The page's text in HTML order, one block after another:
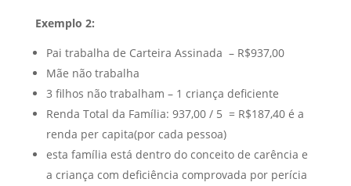
Exemplo 2:
Pai trabalha de Carteira Assinada – R$937,00
Mãe não trabalha
3 filhos não trabalham – 1 criança deficiente
Renda Total da Família: 937,00 / 5 = R$187,40 é a
renda per capita(por cada pessoa)
esta família está dentro do conceito de carência e
a criança com deficiência comprovada por perícia